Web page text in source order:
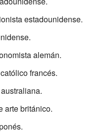
estadounidense.
alemán.
francés.
arte británico.